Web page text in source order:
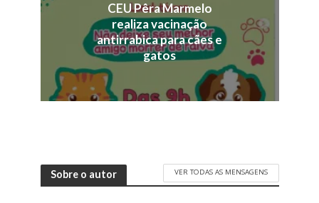
CEU Pêra Marmelo
realiza vacinação
antirrabica para cães e
gatos
Sobre o autor VER TODAS AS MENSAGENS